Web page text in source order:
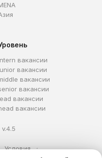
вакансии
вакансии
вакансии
вакансии
вакансии
вакансии
v.4.5
Условия